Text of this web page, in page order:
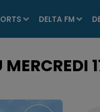
DELTA FM
MERCREDI